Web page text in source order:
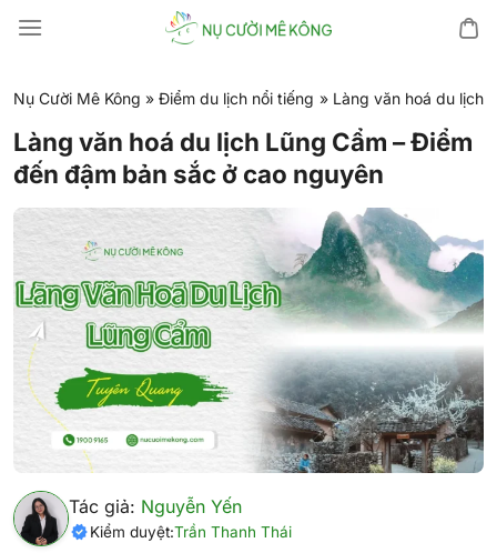
đến
dung
Nụ Cười Mê Kông » Điểm du lịch nổi tiếng » Làng văn hoá du lịch
Làng văn hoá du lịch Lũng Cẩm – Điểm
đến đậm bản sắc ở cao nguyên
Tác giả: Nguyễn Yến
Kiểm duyệt:Trần Thanh Thái